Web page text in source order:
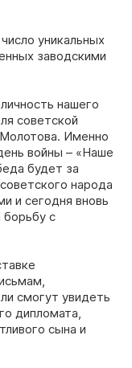
уникальных
заводскими
нашего
советской
Именно
войны – «Наше
будет за
народа
и сегодня вновь
борьбу с
смогут увидеть
дипломата,
сына и